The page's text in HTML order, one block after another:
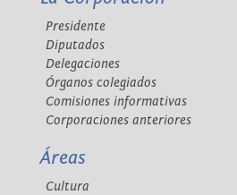
Presidente
Diputados
Delegaciones
Órganos colegiados
Comisiones informativas
Corporaciones anteriores
Áreas
Cultura